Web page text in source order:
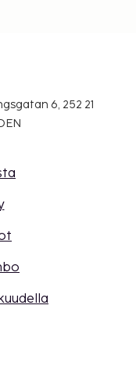
6, 252 21